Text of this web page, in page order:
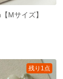
Mサイズ】
残り1点